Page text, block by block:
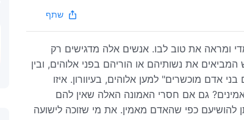
שתף
ומראה את טוב לבו. אנשים אלה מדגישים רק
את נשותיהם או הוריהם בפני אלוהים, ובין
מוכשרים" למען אלוהים, בעיוורון. איזו
גם אם חסרי האמונה האלה שאין להם
להושיעם כפי שהאדם מאמין. את מי שזוכה לישועה